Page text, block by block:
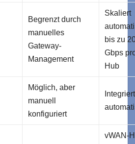
Begrenzt durch
manuelles
Gateway-
Management
Skaliert
bis zu
Gbps
Hub
Möglich, aber
manuell
konfiguriert
vWAN-